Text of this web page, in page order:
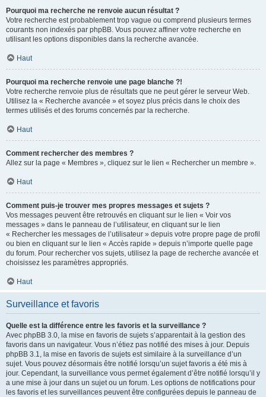
Pourquoi ma recherche ne renvoie aucun résultat ?
Votre recherche est probablement trop vague ou comprend plusieurs termes
courants non indexés par phpBB. Vous pouvez affiner votre recherche en
utilisant les options disponibles dans la recherche avancée.
Haut
Pourquoi ma recherche renvoie une page blanche ?!
Votre recherche renvoie plus de résultats que ne peut gérer le serveur Web.
Utilisez la « Recherche avancée » et soyez plus précis dans le choix des
termes utilisés et des forums concernés par la recherche.
Haut
Comment rechercher des membres ?
Allez sur la page « Membres », cliquez sur le lien « Rechercher un membre ».
Haut
Comment puis-je trouver mes propres messages et sujets ?
Vos messages peuvent être retrouvés en cliquant sur le lien « Voir vos
messages » dans le panneau de l’utilisateur, en cliquant sur le lien
« Rechercher les messages de l’utilisateur » depuis votre propre page de profil
ou bien en cliquant sur le lien « Accès rapide » depuis n’importe quelle page
du forum. Pour rechercher vos sujets, utilisez la page de recherche avancée et
choisissez les paramètres appropriés.
Haut
Surveillance et favoris
Quelle est la différence entre les favoris et la surveillance ?
Avec phpBB 3.0, la mise en favoris de sujets s’apparentait à la gestion des
favoris dans un navigateur. Vous n’étiez pas notifié des mises à jour. Depuis
phpBB 3.1, la mise en favoris de sujets est similaire à la surveillance d’un
sujet. Vous pouvez désormais être notifié lorsqu’un sujet favoris a été mis à
jour. Cependant, la surveillance vous permet également d’être notifié lorsqu’il y
a une mise à jour dans un sujet ou un forum. Les options de notifications pour
les favoris et les surveillances peuvent être configurées depuis le panneau de